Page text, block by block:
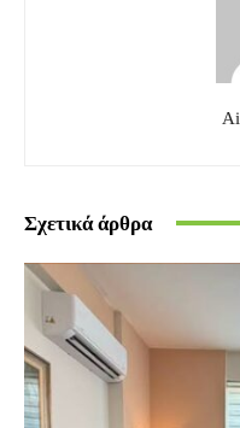
Σχετικά άρθρα